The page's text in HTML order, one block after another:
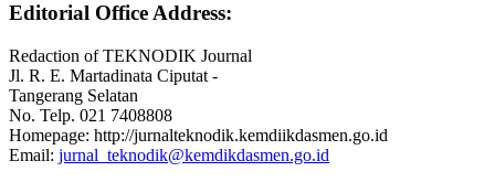
Editorial Office Address:
Redaction of TEKNODIK Journal
Jl. R. E. Martadinata Ciputat -
Tangerang Selatan
No. Telp. 021 7408808
Homepage: http://jurnalteknodik.kemdiikdasmen.go.id
Email: jurnal_teknodik@kemdikdasmen.go.id